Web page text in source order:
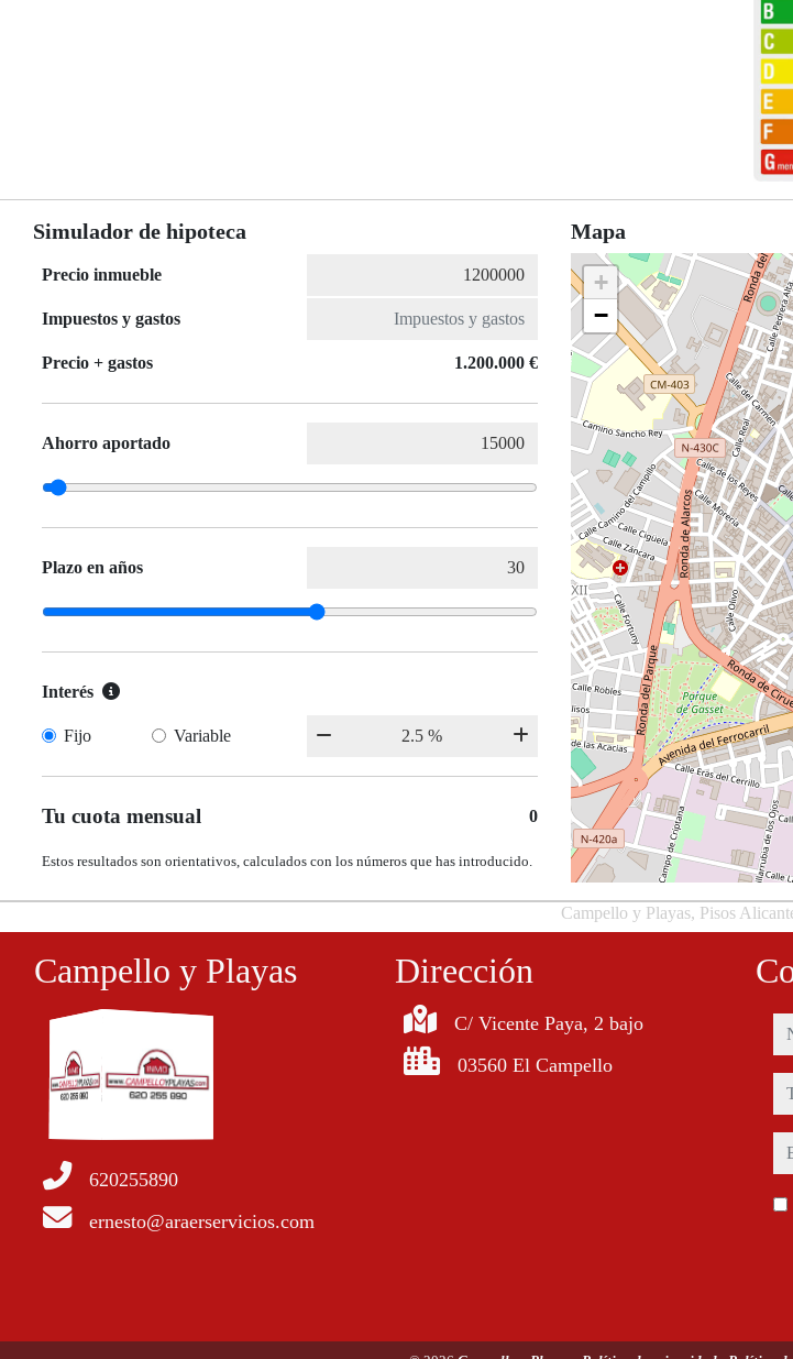
Simulador de hipoteca
Precio inmueble
Impuestos y gastos
Precio + gastos 1.200.000 €
Ahorro aportado
Plazo en años
Interés
Fijo Variable
Tu cuota mensual 0
Estos resultados son orientativos, calculados con los números que has introducido.
Mapa
+
−
Campello y Playas, Pisos
Campello y Playas
620255890
ernesto@araerservicios.com
Dirección
C/ Vicente Paya, 2 bajo
03560 El Campello